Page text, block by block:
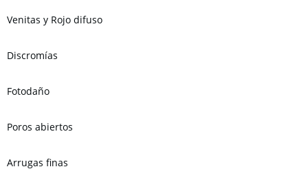
Venitas y Rojo difuso
Discromías
Fotodaño
Poros abiertos
Arrugas finas